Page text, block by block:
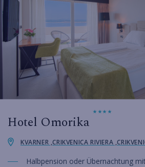
Hotel Omorika
KVARNER ,CRIKVENICA RIVIERA
Halbpension oder Übernachtung